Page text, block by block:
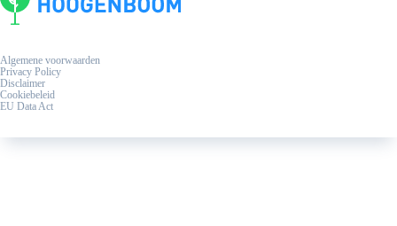
Algemene voorwaarden
Privacy Policy
Disclaimer
Cookiebeleid
EU Data Act